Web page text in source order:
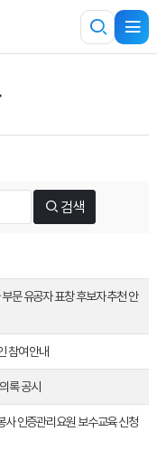
검색
문 유공자 표창 후보자 추천 안
참여 안내
록 공시
인증관리요원 보수교육 신청